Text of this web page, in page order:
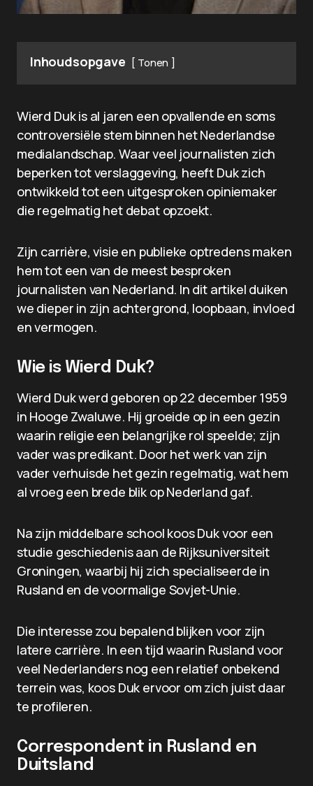
Inhoudsopgave Tonen
Wierd Duk is al jaren een opvallende en soms
controversiële stem binnen het Nederlandse
medialandschap. Waar veel journalisten zich
beperken tot verslaggeving, heeft Duk zich
ontwikkeld tot een uitgesproken opiniemaker
die regelmatig het debat opzoekt.
Zijn carrière, visie en publieke optredens maken
hem tot een van de meest besproken
journalisten van Nederland. In dit artikel duiken
we dieper in zijn achtergrond, loopbaan, invloed
en vermogen.
Wie is Wierd Duk?
Wierd Duk werd geboren op 22 december 1959
in Hooge Zwaluwe. Hij groeide op in een gezin
waarin religie een belangrijke rol speelde; zijn
vader was predikant. Door het werk van zijn
vader verhuisde het gezin regelmatig, wat hem
al vroeg een brede blik op Nederland gaf.
Na zijn middelbare school koos Duk voor een
studie geschiedenis aan de Rijksuniversiteit
Groningen, waarbij hij zich specialiseerde in
Rusland en de voormalige Sovjet-Unie.
Die interesse zou bepalend blijken voor zijn
latere carrière. In een tijd waarin Rusland voor
veel Nederlanders nog een relatief onbekend
terrein was, koos Duk ervoor om zich juist daar
te profileren.
Correspondent in Rusland en
Duitsland